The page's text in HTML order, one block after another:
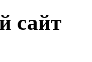
сайт